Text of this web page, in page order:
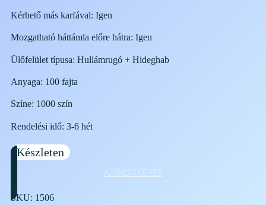
Kérhető más karfával: Igen
Mozgatható háttámla előre hátra: Igen
Ülőfelület típusa: Hullámrugó + Hideghab
Anyaga: 100 fajta
Színe: 1000 szín
Rendelési idő: 3-6 hét
Készleten
AJÁNLATKÉRÉS
SKU: 1506